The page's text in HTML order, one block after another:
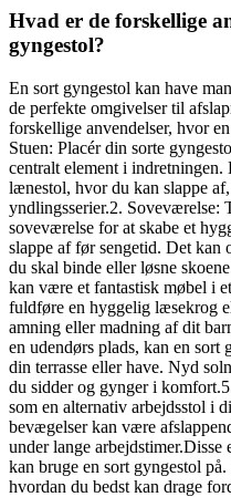
Hvad er de forskellige
gyngestol?
En sort gyngestol kan have
de perfekte omgivelser til
forskellige anvendelser, hvor
Stuen: Placér din sorte
centralt element i
lænestol, hvor du kan slappe
yndlingsserier.2. Soveværelse:
soveværelse for at skabe et
slappe af før sengetid. Det kan
du skal binde eller løsne
kan være et fantastisk møbel i
fuldføre en hyggelig læsekrog
amning eller madning af dit
en udendørs plads, kan en
din terrasse eller have. Nyd
du sidder og gynger i
som en alternativ arbejdsstol i
bevægelser kan være
under lange arbejdstimer.Disse
kan bruge en sort gyngestol
hvordan du bedst kan drage